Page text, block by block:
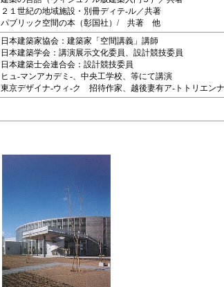
２１世紀の地域施設・別冊ディテ-ル／共著
パブリック空間の本（彰国社）/ 共著 他
日本建築家協会：建築家「空間講義」講師
日本建築学会：講演展示文化委員、設計競技委員
日本建築士会連合会：設計競技委員
ヒュ-マンアカデミ-、中央工学校、等にて講演
東京デザイナ-ウィ-ク 招待作家、越後妻有ア-トトリエン